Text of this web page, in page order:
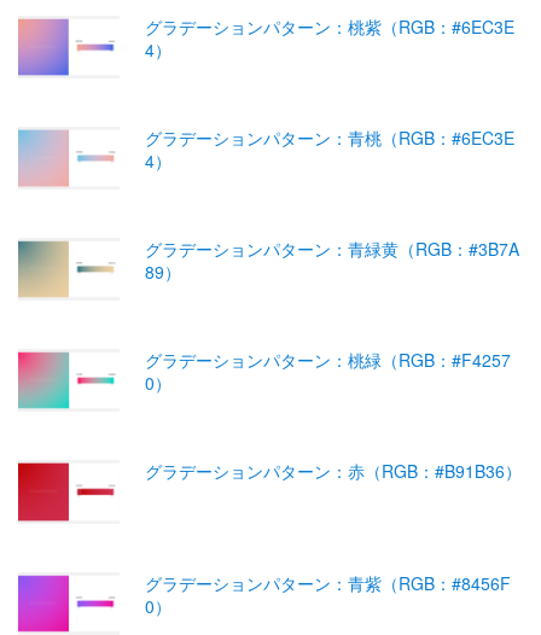
グラデーションパターン：桃紫（RGB：#6EC3E
4）
グラデーションパターン：青桃（RGB：#6EC3E
4）
グラデーションパターン：青緑黄（RGB：#3B7A
89）
グラデーションパターン：桃緑（RGB：#F4257
0）
グラデーションパターン：赤（RGB：#B91B36）
グラデーションパターン：青紫（RGB：#8456F
0）